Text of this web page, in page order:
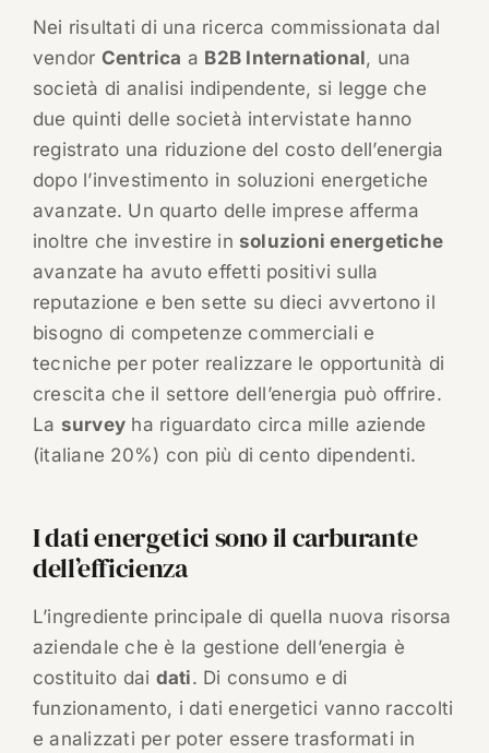
Nei risultati di una ricerca commissionata dal
vendor Centrica a B2B International, una
società di analisi indipendente, si legge che
due quinti delle società intervistate hanno
registrato una riduzione del costo dell’energia
dopo l’investimento in soluzioni energetiche
avanzate. Un quarto delle imprese afferma
inoltre che investire in soluzioni energetiche
avanzate ha avuto effetti positivi sulla
reputazione e ben sette su dieci avvertono il
bisogno di competenze commerciali e
tecniche per poter realizzare le opportunità di
crescita che il settore dell’energia può offrire.
La survey ha riguardato circa mille aziende
(italiane 20%) con più di cento dipendenti.
I dati energetici sono il carburante
dell’efficienza
L’ingrediente principale di quella nuova risorsa
aziendale che è la gestione dell’energia è
costituito dai dati. Di consumo e di
funzionamento, i dati energetici vanno raccolti
e analizzati per poter essere trasformati in